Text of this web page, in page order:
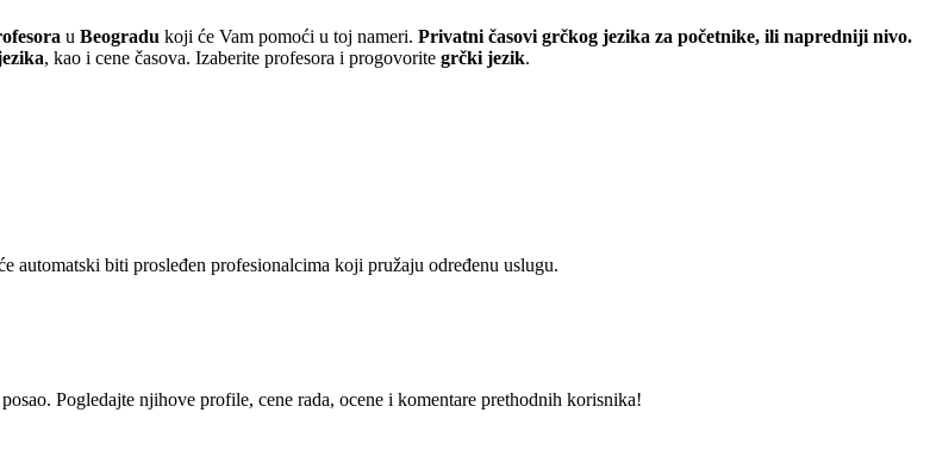
u Beogradu koji će Vam pomoći u toj nameri. Privatni časovi grčkog jezika za početnike, ili napredniji nivo.
, kao i cene časova. Izaberite profesora i progovorite grčki jezik.
automatski biti prosleđen profesionalcima koji pružaju određenu uslugu.
Pogledajte njihove profile, cene rada, ocene i komentare prethodnih korisnika!